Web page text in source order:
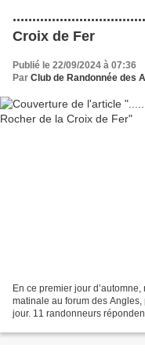
Croix de Fer
Publié le 22/09/2024 à 07:36
Par Club de Randonnée des
En ce premier jour
matinale au forum des
jour. 11 randonneurs